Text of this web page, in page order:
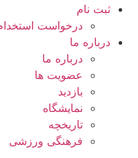
ثبت نام
درخواست
درباره ما
درباره ما
عضویت ها
بازدید
نمایشگاه
تاريخچه
فرهنگی ورزشی